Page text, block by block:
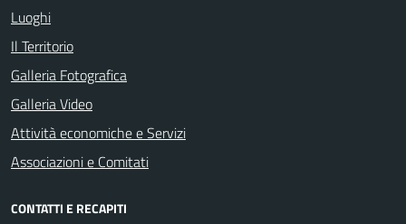
Luoghi
Il Territorio
Galleria Fotografica
Galleria Video
Attività economiche e Servizi
Associazioni e Comitati
CONTATTI E RECAPITI